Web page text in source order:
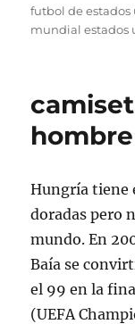
el
futbol de estados
mundial estados
hombre
Hungría tiene
doradas pero
mundo. En
Baía se
el 99 en la
(UEFA